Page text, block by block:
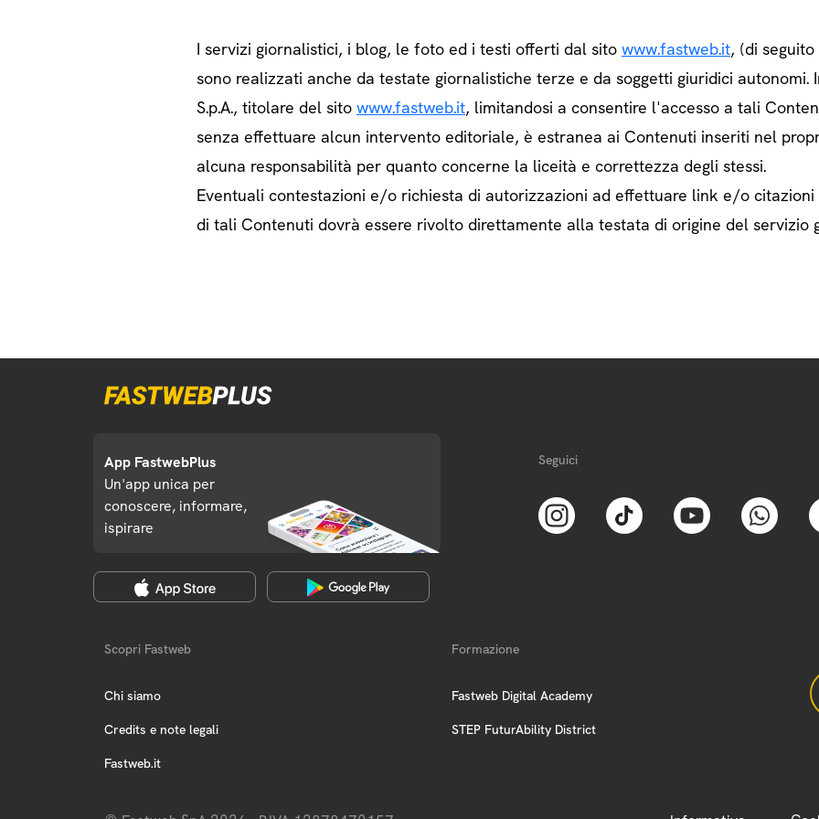
I servizi giornalistici, i blog, le foto ed i testi offerti dal sito www.fastweb.it, (di
sono realizzati anche da testate giornalistiche terze e da soggetti giuridici autonomi.
S.p.A., titolare del sito www.fastweb.it, limitandosi a consentire l'accesso a tali
senza effettuare alcun intervento editoriale, è estranea ai Contenuti inseriti nel
alcuna responsabilità per quanto concerne la liceità e correttezza degli stessi.
Eventuali contestazioni e/o richiesta di autorizzazioni ad effettuare link e/o
di tali Contenuti dovrà essere rivolto direttamente alla testata di origine del servizio
App FastwebPlus
Un'app unica per
conoscere, informare,
ispirare
Seguici
Scopri Fastweb
Chi siamo
Credits e note legali
Fastweb.it
Formazione
Fastweb Digital Academy
STEP FuturAbility District